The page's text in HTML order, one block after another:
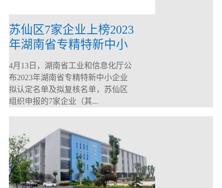
苏仙区7家企业上榜2023
年湖南省专精特新中小
企业
4月13日，湖南省工业和信息化厅公
布2023年湖南省专精特新中小企业
拟认定名单及拟复核名单，苏仙区
组织申报的7家企业（其...